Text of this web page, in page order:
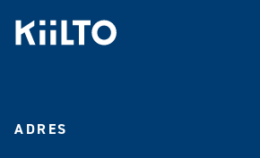
ADRES